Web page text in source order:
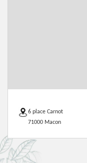
6 place Carnot
71000 Macon